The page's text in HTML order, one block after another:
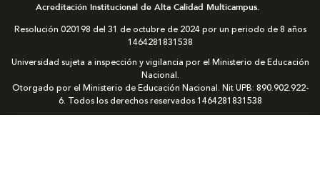
Acreditación Institucional de Alta Calidad Multicampus.
Resolución 020198 del 31 de octubre de 2024 por un periodo de 8 años
1464281831538
Universidad sujeta a inspección y vigilancia por el Ministerio de Educación
Nacional.
Otorgado por el Ministerio de Educación Nacional. Nit UPB: 890.902.922-
6. Todos los derechos reservados1464281831538